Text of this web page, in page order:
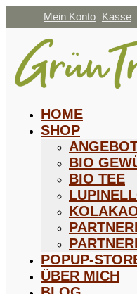
Mein Konto Kasse
HOME
SHOP
BIO
BIO TEE
POPUP-
ÜBER MICH